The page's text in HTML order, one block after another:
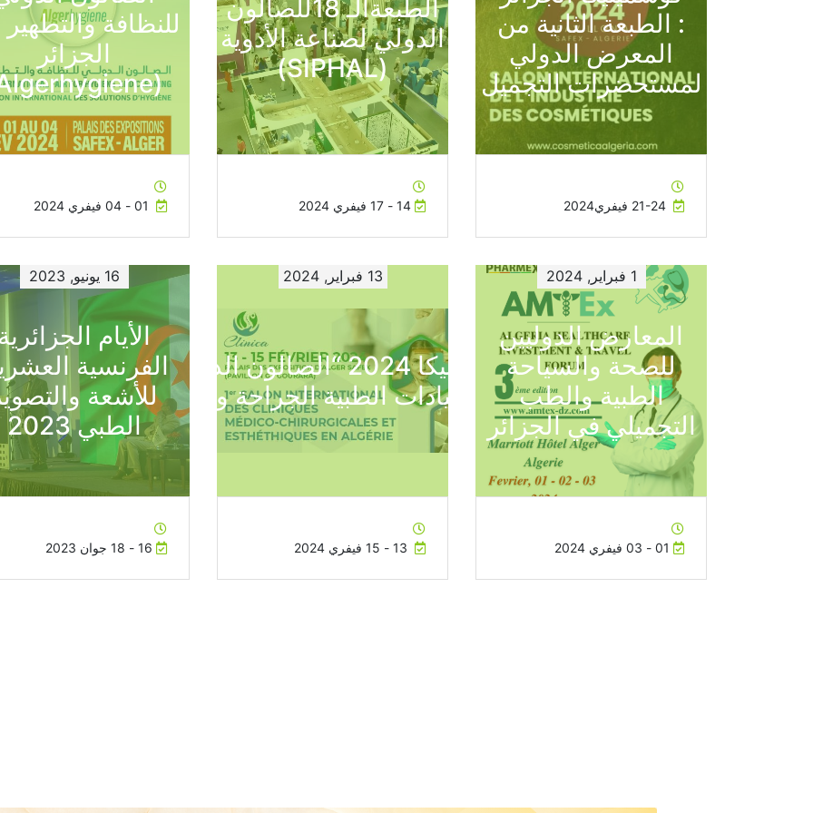
كوسميتيكا الجزائر
: الطبعة الثانية من
المعرض الدولي
لمستحضرات التجميل
الطبعةالـ 18للصالون
الدولي لصناعة الأدوية
(SIPHAL)
الصالون
للنظافة
الجزائر
(Algerhygiene)
1 فبراير, 2024
المعارض الدوليين
للصحة والسياحة
الطبية والطب
التجميلي في الجزائر
” كلينيكا 2024 “الصالون الدولي
الأول للعيادات الطبية الجراحة والتجميلية
16 يونيو, 2023
الأيام الجزائرية
الفرنسية
للأشعة
الطبي 2023